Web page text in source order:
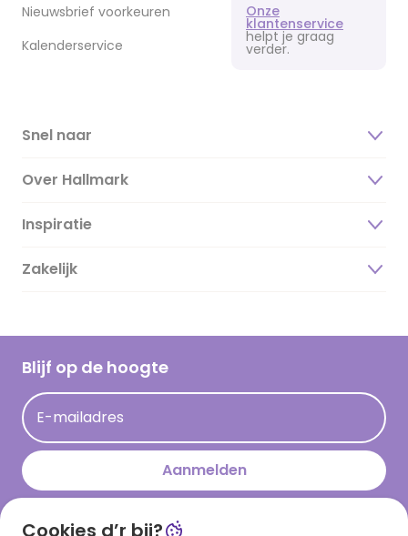
Nieuwsbrief voorkeuren
Kalenderservice
Onze
klantenservice
helpt je graag
verder.
Snel naar
Over Hallmark
Over ons
Duurzaamheid
Hallmark Kaartclub
Acties
Persberichten
Hallmark en Kinderpostzegels
Inspiratie
Magazine
Cadeau inspiratie
Kaartinspiratie
Zakelijk
Blijf op de hoogte
E-mailadres
Aanmelden
Cookies d’r bij?